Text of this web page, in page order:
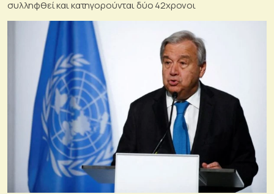
συλληφθεί και κατηγορούνται δύο 42χρονοι